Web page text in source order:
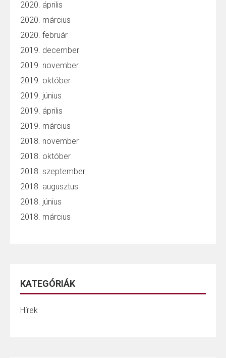
2020. április
2020. március
2020. február
2019. december
2019. november
2019. október
2019. június
2019. április
2019. március
2018. november
2018. október
2018. szeptember
2018. augusztus
2018. június
2018. március
KATEGÓRIÁK
Hírek